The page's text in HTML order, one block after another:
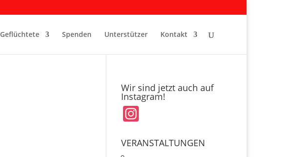
Geflüchtete Spenden Unterstützer Kontakt
Wir sind jetzt auch auf
Instagram!
In
a
VERANSTALTUNGEN